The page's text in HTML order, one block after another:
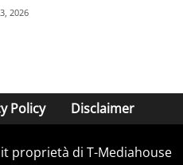
2026
Policy Disclaimer
proprietà di T-Mediahouse